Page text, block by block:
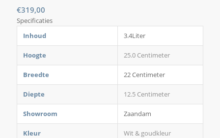
€319,00
Specificaties
Inhoud
3.4Liter
Hoogte 25.0 Centimeter
Breedte 22 Centimeter
Diepte 12.5 Centimeter
Showroom Zaandam
Kleur Wit & goudkleur